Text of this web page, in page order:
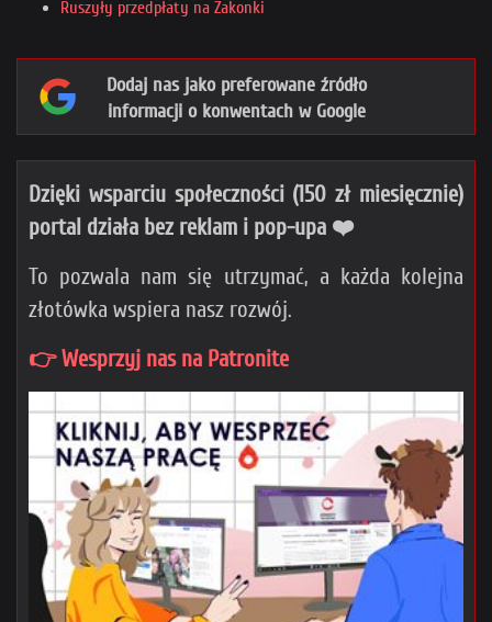
Ruszyły przedpłaty na Zakonki
Dodaj nas jako preferowane źródło
informacji o konwentach w Google
Dzięki wsparciu społeczności (150 zł miesięcznie)
portal działa bez reklam i pop-upa ❤️
To pozwala nam się utrzymać, a każda kolejna
złotówka wspiera nasz rozwój.
👉 Wesprzyj nas na Patronite